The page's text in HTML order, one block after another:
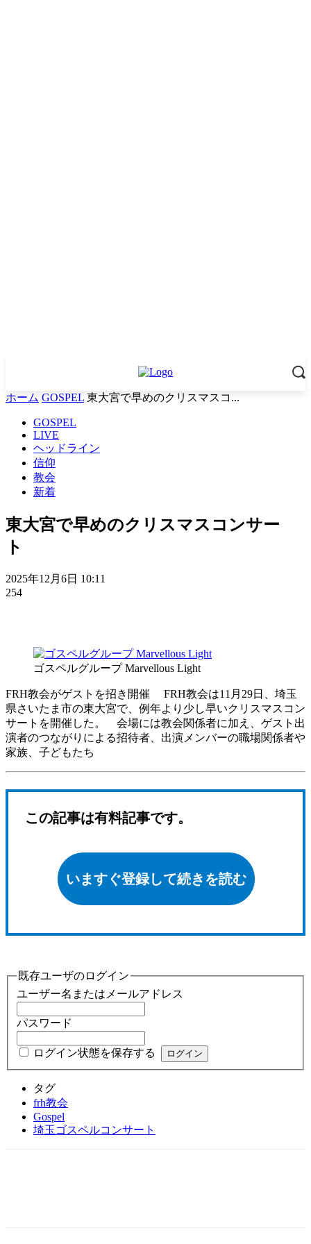
ホーム GOSPEL 東大宮で早めのクリスマスコ...
GOSPEL
LIVE
ヘッドライン
信仰
教会
新着
東大宮で早めのクリスマスコンサー
ト
2025年12月6日 10:11
254
ゴスペルグループ Marvellous Light
FRH教会がゲストを招き開催 FRH教会は11月29日、埼玉
県さいたま市の東大宮で、例年より少し早いクリスマスコン
サートを開催した。 会場には教会関係者に加え、ゲスト出
演者のつながりによる招待者、出演メンバーの職場関係者や
家族、子どもたち
この記事は有料記事です。
いますぐ登録して続きを読む
既存ユーザのログイン
ユーザー名またはメールアドレス
パスワード
ログイン状態を保存する
タグ
frh教会
Gospel
埼玉ゴスペルコンサート